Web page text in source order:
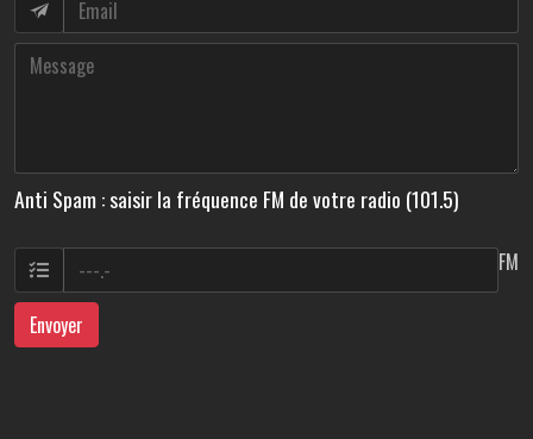
Anti Spam : saisir la fréquence FM de votre radio (101.5)
FM
Envoyer